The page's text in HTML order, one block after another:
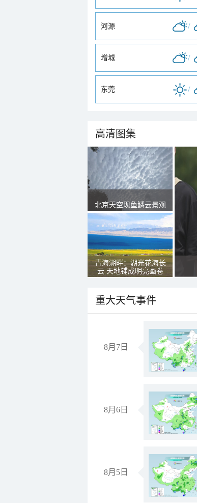
河源 /
增城 /
东莞 /
高清图集
北京天空现鱼鳞云景观
青海湖畔：湖光花海长
云 天地铺成明亮画卷
重大天气事件
8月7日
8月6日
8月5日